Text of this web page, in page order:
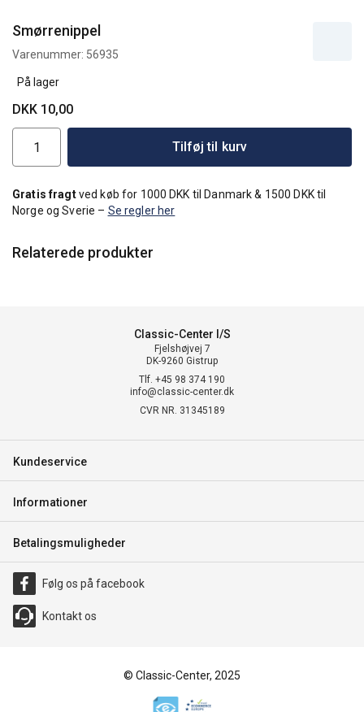
Smørrenippel
Varenummer: 56935
På lager
DKK 10,00
Tilføj til kurv
Gratis fragtved køb for 1000 DKK til Danmark & 1500 DKK til
Norge og Sverie – Se regler her
Relaterede produkter
Classic-Center I/S
Fjelshøjvej 7
DK-9260 Gistrup
Tlf. +45 98 374 190
info@classic-center.dk
CVR NR. 31345189
Kundeservice
Informationer
Betalingsmuligheder
Følg os på facebook
Kontakt os
© Classic-Center, 2025